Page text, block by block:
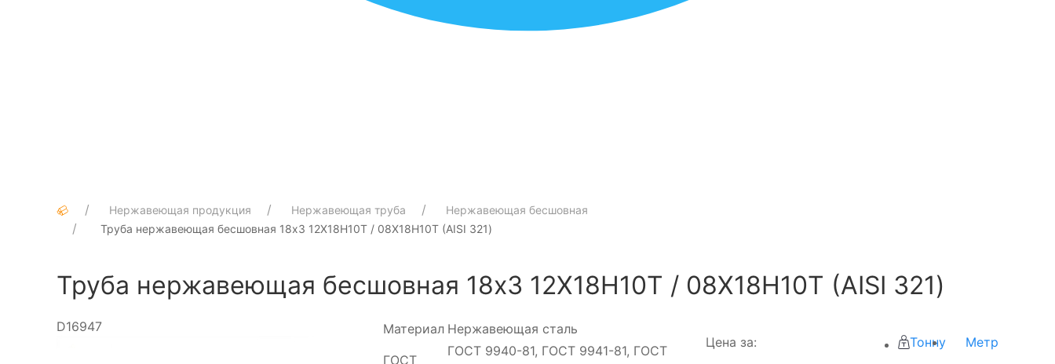
Нержавеющая продукция Нержавеющая труба
Нержавеющая бесшовная
Труба нержавеющая бесшовная 18х3 12Х18Н10Т / 08Х18Н10Т (AISI 321)
Труба нержавеющая бесшовная 18х3 12Х18Н10Т / 08Х18Н10Т (AISI 321)
D16947 Материал Нержавеющая сталь
ГОСТ
ГОСТ 9940-81, ГОСТ 9941-81, ГОСТ
Цена за: Тонну Метр